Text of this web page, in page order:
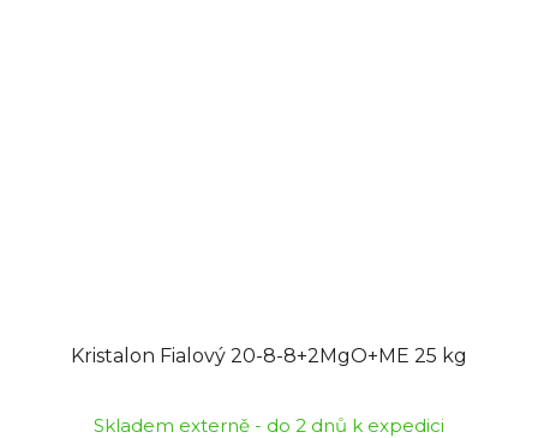
Kristalon Fialový 20-8-8+2MgO+ME 25 kg
Skladem externě - do 2 dnů k expedici